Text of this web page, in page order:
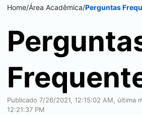
Home/Área Acadêmica/Perguntas
Publicado 7/26/2021, 12:15:02 AM, última
12:21:37 PM